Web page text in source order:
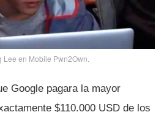
Lee en Mobile Pwn2Own.
Google pagara la mayor
$110.000 USD de los